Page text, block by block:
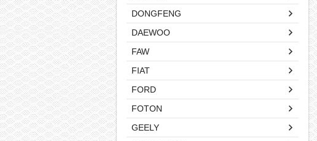
DONGFENG
DAEWOO
FAW
FIAT
FORD
FOTON
GEELY